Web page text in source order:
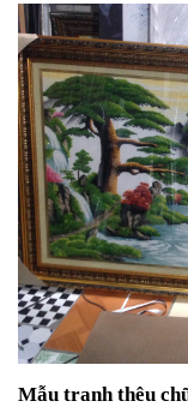
Mẫu tranh thêu